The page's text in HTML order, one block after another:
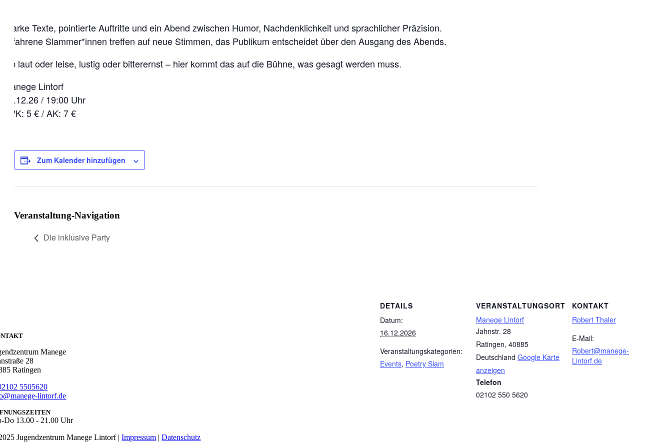
Starke Texte, pointierte Auftritte und ein Abend zwischen Humor, Nachdenklichkeit und sprachlicher Präzision.
Erfahrene Slammer*innen treffen auf neue Stimmen, das Publikum entscheidet über den Ausgang des Abends.
Ob laut oder leise, lustig oder bitterernst – hier kommt das auf die Bühne, was gesagt werden muss.
Manege Lintorf
16.12.26 / 19:00 Uhr
VVK: 5 € / AK: 7 €
Zum Kalender hinzufügen
Veranstaltung-Navigation
Die inklusive Party
DETAILS
Datum:
16.12.2026
Veranstaltungskategorien:
Events, Poetry Slam
VERANSTALTUNGSORT
Manege Lintorf
Jahnstr. 28
Ratingen, 40885
Deutschland Google Karte
anzeigen
Telefon
02102 550 5620
KONTAKT
Robert Thaler
E-Mail:
Robert@manege-
Lintorf.de
Manege
28
Ratingen
5505620
lintorf.de
Do 13.00 - 21.00 Uhr
Jugendzentrum Manege Lintorf |Impressum |Datenschutz